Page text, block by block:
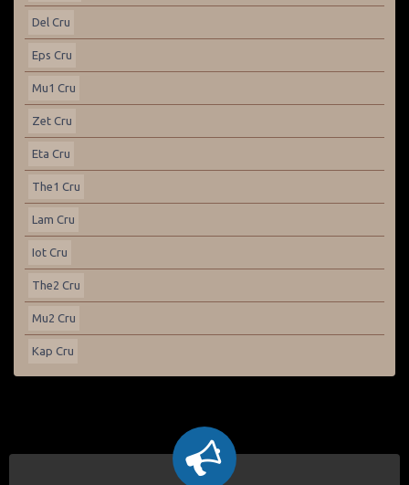
Del Cru
Eps Cru
Mu1 Cru
Zet Cru
Eta Cru
The1 Cru
Lam Cru
Iot Cru
The2 Cru
Mu2 Cru
Kap Cru